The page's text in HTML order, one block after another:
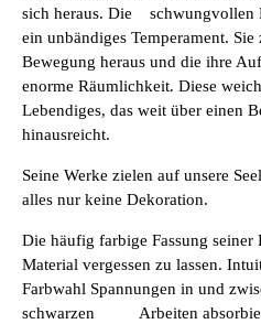
sich heraus. Die
schwungvollen
ein unbändiges Temperament.
Bewegung heraus und die ihre
enorme Räumlichkeit. Diese
Lebendiges, das weit über einen
hinausreicht.
Seine Werke zielen auf unsere
alles nur keine Dekoration.
Die häufig farbige Fassung
Material vergessen zu lassen.
Farbwahl Spannungen in und
schwarzen
Arbeiten